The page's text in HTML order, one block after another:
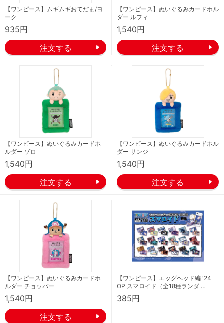
【ワンピース】ムギムギおてだま/ヨ
ーク
935円
【ワンピース】ぬいぐるみカードホル
ダー ルフィ
1,540円
【ワンピース】ぬいぐるみカードホ
ルダー ゾロ
1,540円
【ワンピース】ぬいぐるみカードホル
ダー サンジ
1,540円
【ワンピース】ぬいぐるみカードホ
ルダー チョッパー
1,540円
【ワンピース】エッグヘッド編 '24
OP スマロイド（全18種ランダ …
385円